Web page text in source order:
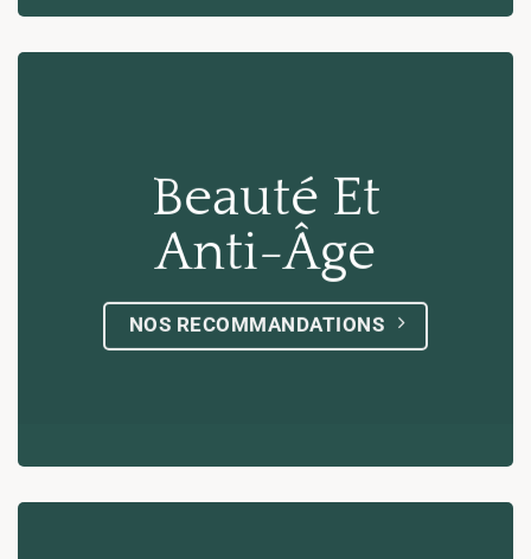
Beauté Et
Anti-Âge
NOS RECOMMANDATIONS